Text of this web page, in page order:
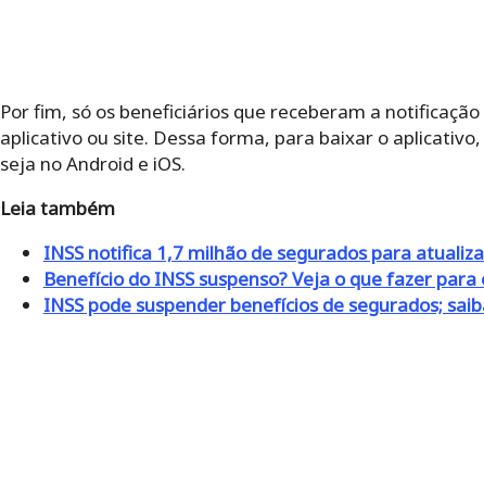
Por fim, só os beneficiários que receberam a
aplicativo ou site. Dessa forma, para baixar o
seja no Android e iOS.
Leia também
INSS notifica 1,7 milhão de segurados para
Benefício do INSS suspenso? Veja o que fazer
INSS pode suspender benefícios de segurados;